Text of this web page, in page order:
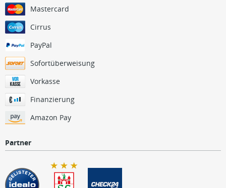
Mastercard
Cirrus
PayPal
Sofortüberweisung
Vorkasse
Finanzierung
Amazon Pay
Partner